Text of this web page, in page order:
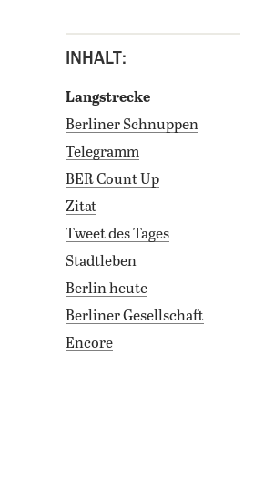
INHALT:
Langstrecke
Berliner Schnuppen
Telegramm
BER Count Up
Zitat
Tweet des Tages
Stadtleben
Berlin heute
Berliner Gesellschaft
Encore